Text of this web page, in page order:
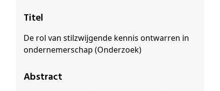
Titel
De rol van stilzwijgende kennis ontwarren in
ondernemerschap (Onderzoek)
Abstract